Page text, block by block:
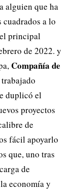
alguien que ha
a lo
principal
de 2022. y
Compañía de
trabajado
duplicó el
proyectos
de
fácil apoyarlo
que, uno tras
de
economía y